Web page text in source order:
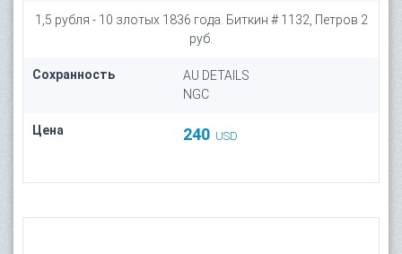
1,5 рубля - 10 злотых 1836 года. Биткин # 1132, Петров 2
руб.
Сохранность
AU DETAILS
NGC
Цена 240 USD